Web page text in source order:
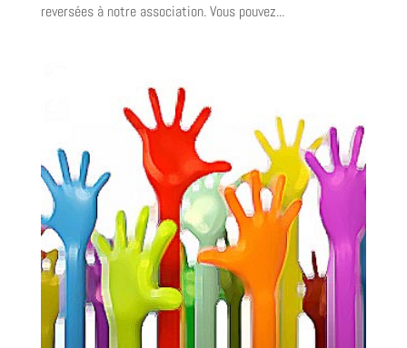
reversées à notre association. Vous pouvez...